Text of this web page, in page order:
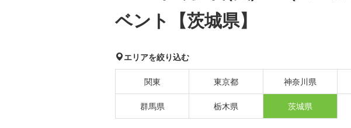
ベント【茨城県】
エリアを絞り込む
関東 東京都 神奈川県
群馬県 栃木県 茨城県